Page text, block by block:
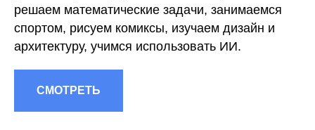
решаем математические задачи, занимаемся
спортом, рисуем комиксы, изучаем дизайн и
архитектуру, учимся использовать ИИ.
СМОТРЕТЬ